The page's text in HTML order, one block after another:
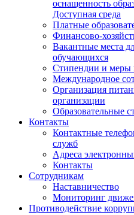
оснащенность
Доступная среда
Платные
Финансово-
Вакантные места
обучающихся
Стипендии и меры
Международное
Организация
организации
Образовательные
Контакты
Контактные
служб
Адреса
Контакты
Сотрудникам
Наставничество
Мониторинг
Противодействие